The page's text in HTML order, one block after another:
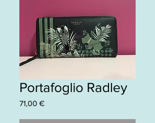
Portafoglio Radley
71,00 €Prezzo